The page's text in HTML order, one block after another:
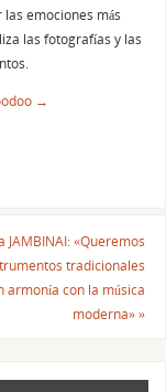
emociones más
las fotografías y las
→
JAMBINAI: «Queremos
tradicionales
armonía con la música
moderna»»